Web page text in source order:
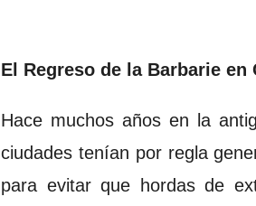
El Regreso de la Barbarie en
Hace muchos años en la
ciudades tenían por regla
para evitar que hordas de